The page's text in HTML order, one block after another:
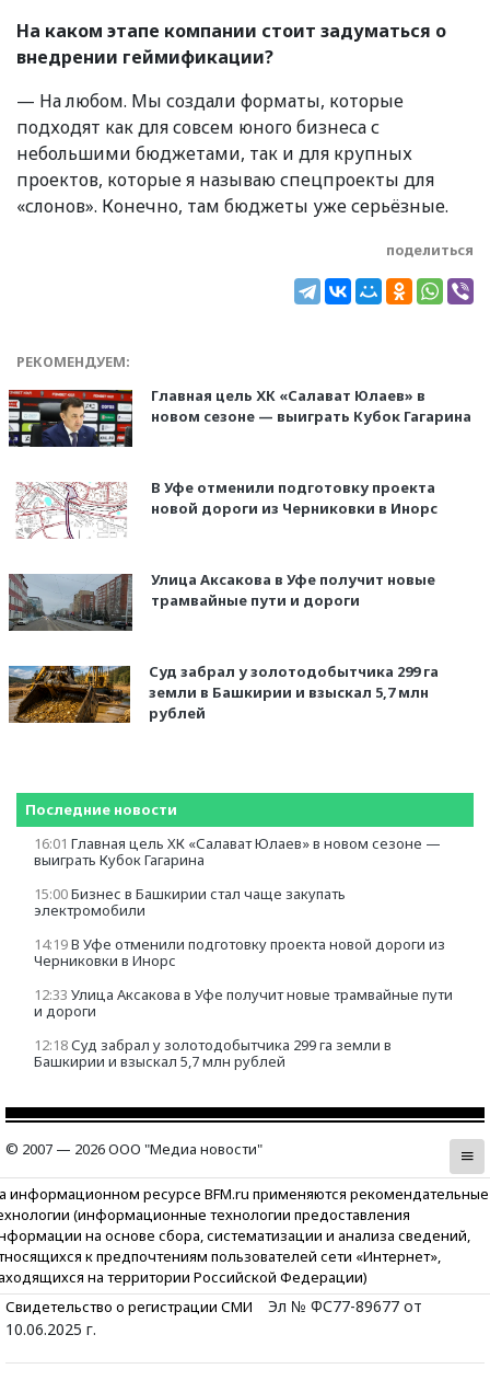
На каком этапе компании стоит задуматься о
внедрении геймификации?
— На любом. Мы создали форматы, которые
подходят как для совсем юного бизнеса с
небольшими бюджетами, так и для крупных
проектов, которые я называю спецпроекты для
«слонов». Конечно, там бюджеты уже серьёзные.
поделиться
РЕКОМЕНДУЕМ:
Главная цель ХК «Салават Юлаев» в
новом сезоне — выиграть Кубок Гагарина
В Уфе отменили подготовку проекта
новой дороги из Черниковки в Инорс
Улица Аксакова в Уфе получит новые
трамвайные пути и дороги
Суд забрал у золотодобытчика 299 га
земли в Башкирии и взыскал 5,7 млн
рублей
Последние новости
16:01 Главная цель ХК «Салават Юлаев» в новом сезоне —
выиграть Кубок Гагарина
15:00Бизнес в Башкирии стал чаще закупать
электромобили
14:19В Уфе отменили подготовку проекта новой дороги из
Черниковки в Инорс
12:33 Улица Аксакова в Уфе получит новые трамвайные пути
и дороги
12:18Суд забрал у золотодобытчика 299 га земли в
Башкирии и взыскал 5,7 млн рублей
© 2007 — 2026 ООО "Медиа новости"
информационном ресурсе BFM.ru применяются рекомендательные
(информационные технологии предоставления
на основе сбора, систематизации и анализа сведений,
к предпочтениям пользователей сети «Интернет»,
на территории Российской Федерации)
Свидетельство о регистрации СМИ
Эл № ФС77-89677 от
10.06.2025 г.